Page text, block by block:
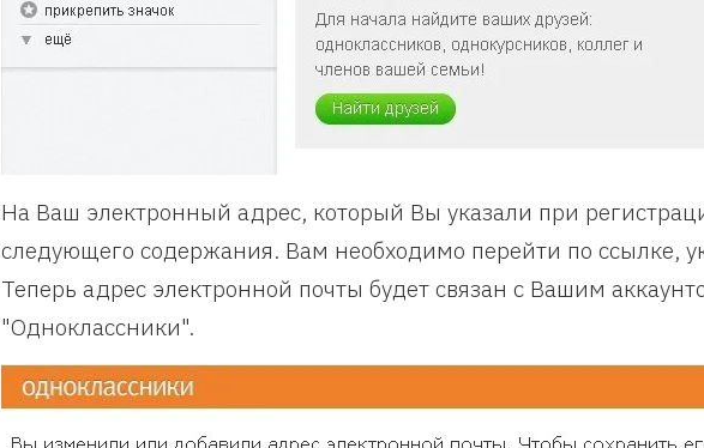
На Ваш электронный адрес, который Вы указали при
следующего содержания. Вам необходимо перейти по ссылке,
Теперь адрес электронной почты будет связан с Вашим
"Одноклассники".